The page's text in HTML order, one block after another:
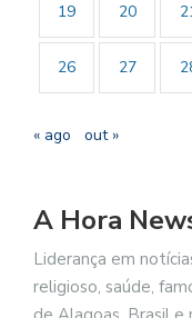
19 20
26 27
« ago out »
A Hora
Liderança em
religioso, saúde,